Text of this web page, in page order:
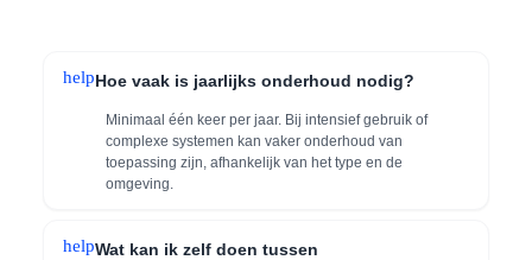
helpHoe vaak is jaarlijks onderhoud nodig?
Minimaal één keer per jaar. Bij intensief gebruik of
complexe systemen kan vaker onderhoud van
toepassing zijn, afhankelijk van het type en de
omgeving.
helpWat kan ik zelf doen tussen